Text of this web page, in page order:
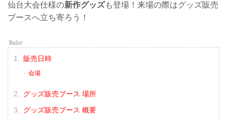
仙台大会仕様の新作グッズも登場！来場の際はグッズ販売
ブースへ立ち寄ろう！
販売日時
会場
グッズ販売ブース 場所
グッズ販売ブース 概要